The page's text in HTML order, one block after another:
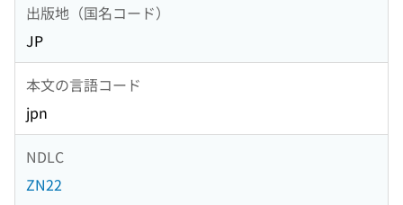
出版地（国名コード）
JP
本文の言語コード
jpn
NDLC
ZN22